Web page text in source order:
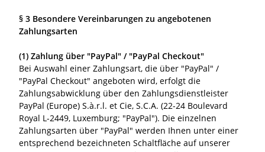
§ 3 Besondere Vereinbarungen zu angebotenen
Zahlungsarten
(1) Zahlung über "PayPal" / "PayPal Checkout"
Bei Auswahl einer Zahlungsart, die über "PayPal" /
"PayPal Checkout" angeboten wird, erfolgt die
Zahlungsabwicklung über den Zahlungsdienstleister
PayPal (Europe) S.à.r.l. et Cie, S.C.A. (22-24 Boulevard
Royal L-2449, Luxemburg; "PayPal"). Die einzelnen
Zahlungsarten über "PayPal" werden Ihnen unter einer
entsprechend bezeichneten Schaltfläche auf unserer